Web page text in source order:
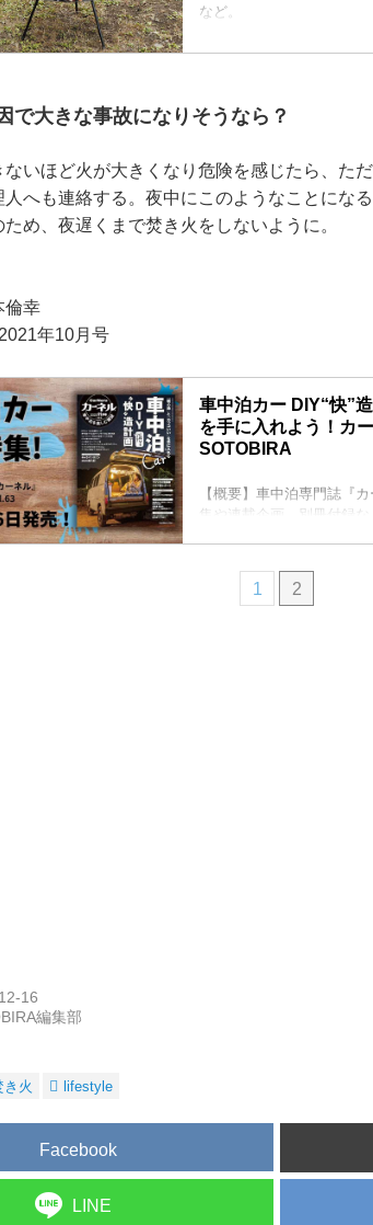
など。
で大きな事故になりそうなら？
ないほど火が大きくなり危険を感じたら、た
へも連絡する。夜中にこのようなことにな
め、夜遅くまで焚き火をしないように。
倫幸
年10月号
車中泊カー DIY“快”
を手に入れよう！カ
SOTOBIRA
【概要】車中泊専門誌『
集や連載企画、別冊付録
1 2
16
編集部
き火 lifestyle
Facebook
LINE